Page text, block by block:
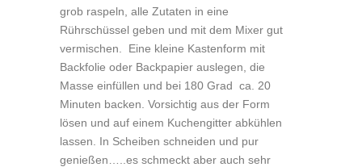
grob raspeln, alle Zutaten in eine
Rührschüssel geben und mit dem Mixer gut
vermischen. Eine kleine Kastenform mit
Backfolie oder Backpapier auslegen, die
Masse einfüllen und bei 180 Grad ca. 20
Minuten backen. Vorsichtig aus der Form
lösen und auf einem Kuchengitter abkühlen
lassen. In Scheiben schneiden und pur
genießen…..es schmeckt aber auch sehr